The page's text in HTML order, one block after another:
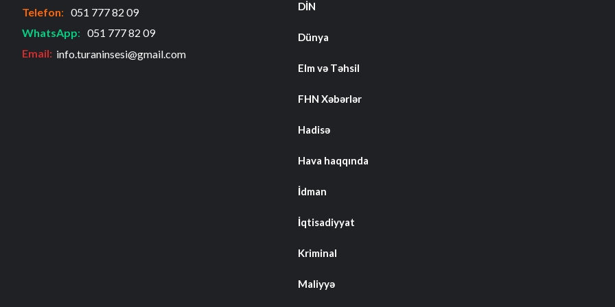
Telefon: 051 777 82 09
WhatsApp: 051 777 82 09
Email: info.turaninsesi@gmail.com
DİN
Dünya
Elm və Təhsil
FHN Xəbərlər
Hadisə
Hava haqqında
İdman
İqtisadiyyat
Kriminal
Maliyyə